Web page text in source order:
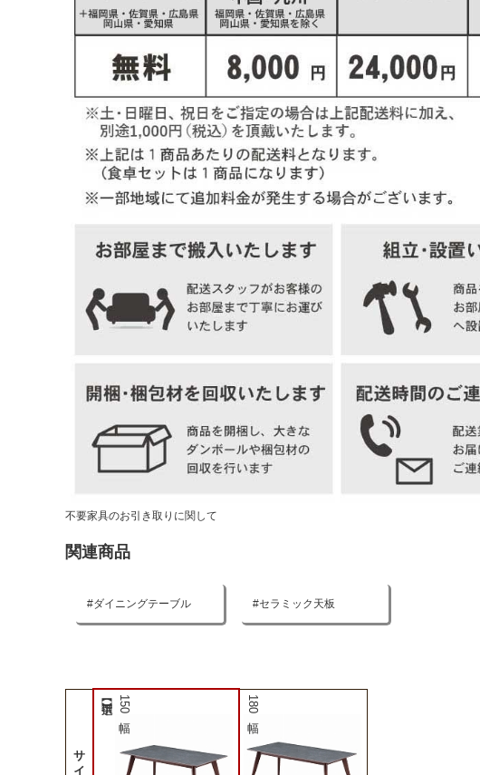
不要家具のお引き取りに関して
関連商品
ダイニングテーブル セラミック天板
サイズ
150幅 180幅